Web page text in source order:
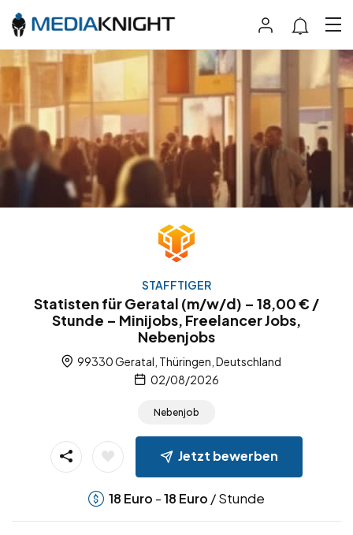
STAFFTIGER
Statisten für Geratal (m/w/d) – 18,00 € /
Stunde – Minijobs, Freelancer Jobs,
Nebenjobs
99330 Geratal, Thüringen, Deutschland
02/08/2026
Nebenjob
Jetzt bewerben
18 Euro -18 Euro / Stunde